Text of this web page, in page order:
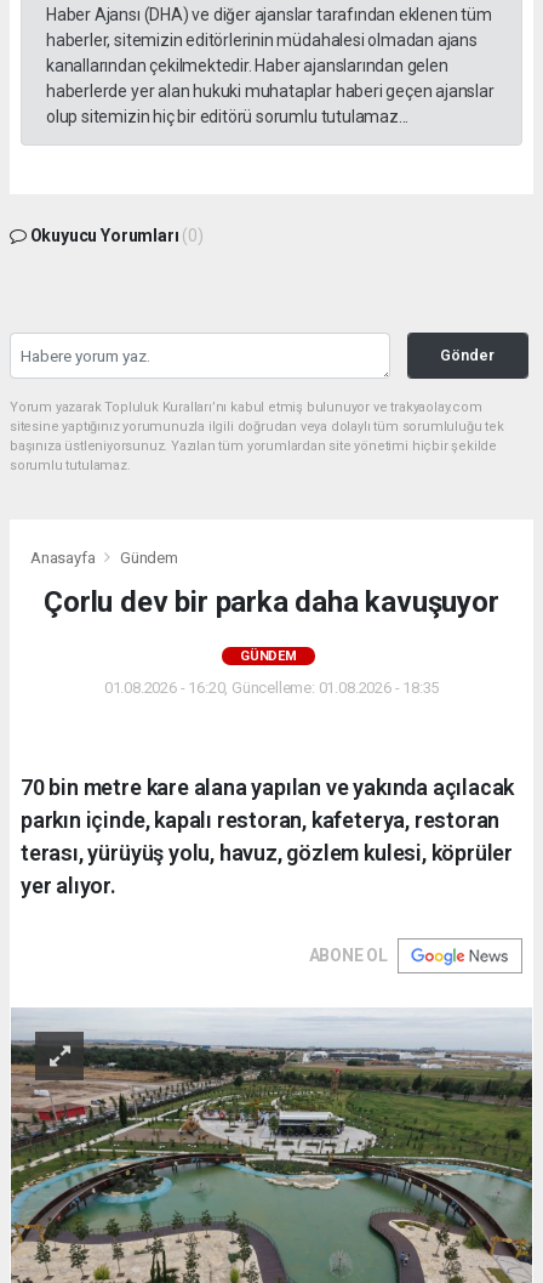
Haber Ajansı (DHA) ve diğer ajanslar tarafından eklenen tüm
haberler, sitemizin editörlerinin müdahalesi olmadan ajans
kanallarından çekilmektedir. Haber ajanslarından gelen
haberlerde yer alan hukuki muhataplar haberi geçen ajanslar
olup sitemizin hiç bir editörü sorumlu tutulamaz...
Okuyucu Yorumları (0)
Gönder
Yorum yazarak Topluluk Kuralları’nı kabul etmiş bulunuyor ve trakyaolay.com
sitesine yaptığınız yorumunuzla ilgili doğrudan veya dolaylı tüm sorumluluğu tek
başınıza üstleniyorsunuz. Yazılan tüm yorumlardan site yönetimi hiçbir şekilde
sorumlu tutulamaz.
Anasayfa Gündem
Çorlu dev bir parka daha kavuşuyor
GÜNDEM
01.08.2026 - 16:20, Güncelleme: 01.08.2026 - 18:35
70 bin metre kare alana yapılan ve yakında açılacak
parkın içinde, kapalı restoran, kafeterya, restoran
terası, yürüyüş yolu, havuz, gözlem kulesi, köprüler
yer alıyor.
ABONE OL